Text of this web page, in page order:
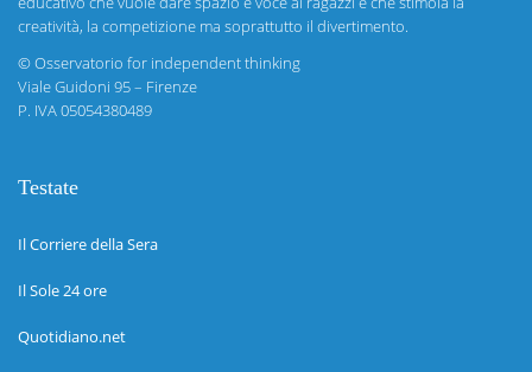
creatività, la competizione ma soprattutto il divertimento.
©Osservatorio for independent thinking
Viale Guidoni 95 – Firenze
P. IVA 05054380489
Testate
Il Corriere della Sera
Il Sole 24 ore
Quotidiano.net